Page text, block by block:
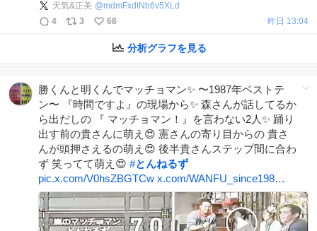
天気&正美 @mdmFxdINb6v5XLd
4
3 68 昨日 13:04
分析グラフを見る
勝くんと明くんでマッチョマン✨ 〜1987年ベストテ
ン〜 『時間ですよ』の現場から✨ 森さんが話してるか
ら出だしの 『 マッチョマン！』を言わない2人✨ 踊り
出す前の貴さんに萌え😍 憲さんの寄り目からの 貴さ
んが頭押さえるの萌え😍 後半貴さんステップ間に合わ
ず 笑ってて萌え😍 #とんねるず
pic.x.com/V0hsZBGTCw x.com/WANFU_since198…